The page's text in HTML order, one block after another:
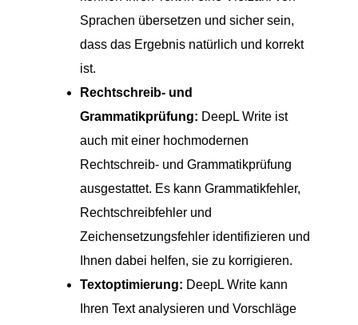
Sprachen übersetzen und sicher sein,
dass das Ergebnis natürlich und korrekt
ist.
Rechtschreib- und
Grammatikprüfung: DeepL Write ist
auch mit einer hochmodernen
Rechtschreib- und Grammatikprüfung
ausgestattet. Es kann Grammatikfehler,
Rechtschreibfehler und
Zeichensetzungsfehler identifizieren und
Ihnen dabei helfen, sie zu korrigieren.
Textoptimierung: DeepL Write kann
Ihren Text analysieren und Vorschläge